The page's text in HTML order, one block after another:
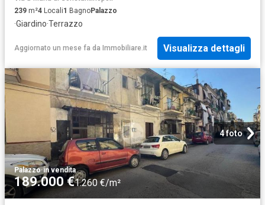
239 m²4 Locali1 BagnoPalazzo
·Giardino·Terrazzo
Aggiornato un mese fa da Immobiliare.it Visualizza dettagli
4 foto
Palazzo·in vendita
189.000 €1.260 €/m²